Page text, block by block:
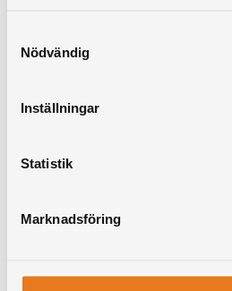
Nödvändig
Inställningar
Statistik
Marknadsföring